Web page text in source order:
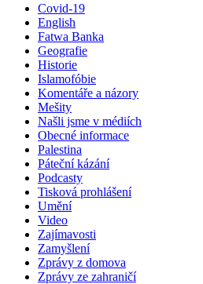
Covid-19
English
Fatwa Banka
Geografie
Historie
Islamofóbie
Komentáře a názory
Mešity
Našli jsme v médiích
Obecné informace
Palestina
Páteční kázání
Podcasty
Tisková prohlášení
Umění
Video
Zajímavosti
Zamyšlení
Zprávy z domova
Zprávy ze zahraničí